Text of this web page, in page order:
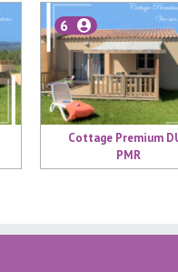
Cottage Premium
PMR
6